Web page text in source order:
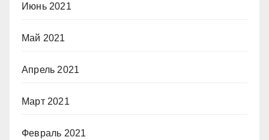
Июнь 2021
Май 2021
Апрель 2021
Март 2021
Февраль 2021